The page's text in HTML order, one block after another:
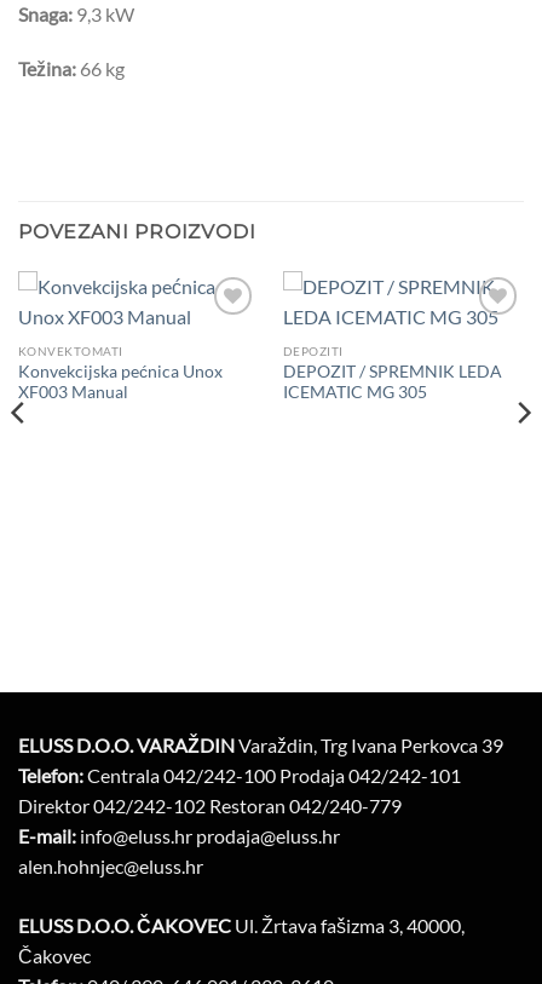
Snaga: 9,3 kW
Težina: 66 kg
POVEZANI PROIZVODI
KONVEKTOMATI
Konvekcijska pećnica Unox
XF003 Manual
DEPOZITI
DEPOZIT / SPREMNIK LEDA
ICEMATIC MG 305
ELUSSD.O.O. VARAŽDINVaraždin, Trg Ivana Perkovca 39
Telefon:Centrala 042/242-100 Prodaja 042/242-101
Direktor 042/242-102 Restoran 042/240-779
E-mail: info@eluss.hr prodaja@eluss.hr
alen.hohnjec@eluss.hr
ELUSSD.O.O. ČAKOVEC Ul. Žrtava fašizma 3, 40000,
Čakovec